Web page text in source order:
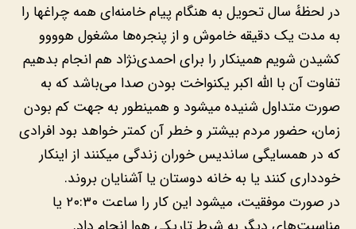
در لحظهٔ‌ سال تحویل به هنگام پیام خامنه‌ای همه چراغها را
به مدت یک دقیقه خاموش و از پنجره‌ها مشغول هوووو
کشیدن شویم همینکار را برای احمدی‌نژاد هم انجام بدهیم
تفاوت آن با الله اکبر یکنواخت بودن صدا می‌باشد که به
صورت متداول شنیده میشود و همینطور به جهت کم بودن
زمان، حضور مردم بیشتر و خطر آن کمتر خواهد بود افرادی
که در همسایگی ساندیس خوران زندگی‌ میکنند از اینکار
خودداری کنند یا به خانه دوستان یا آشنایان بروند.
در صورت موفقیت، میشود این کار را ساعت ۲۰:۳۰ یا